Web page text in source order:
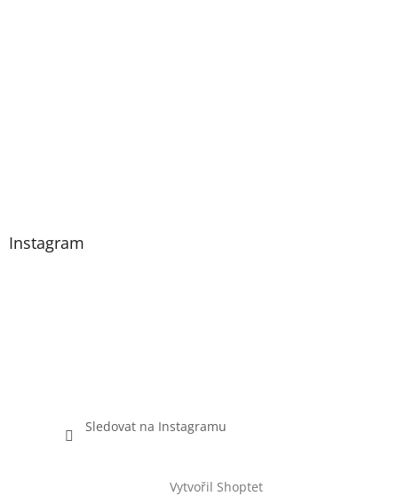
Instagram
Sledovat na Instagramu
Vytvořil Shoptet